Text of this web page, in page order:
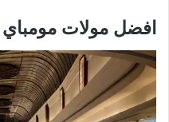
افضل مولات مومباي